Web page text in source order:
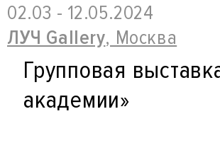
02.03 - 12.05.2024
ЛУЧ Gallery, Москва
Групповая
академии»